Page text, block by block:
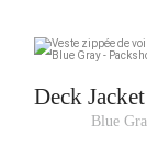
Deck
Blue